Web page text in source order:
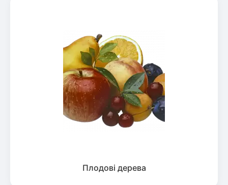
Плодові дерева